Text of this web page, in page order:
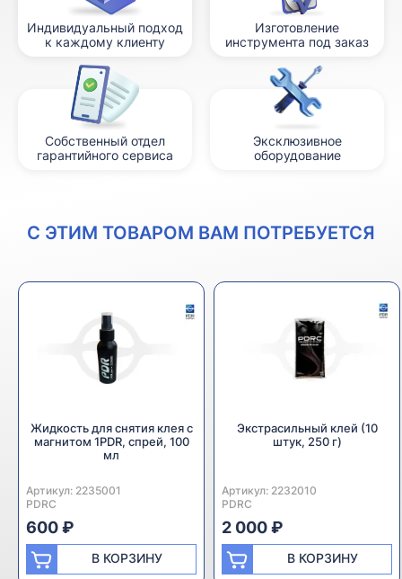
Индивидуальный подход
к каждому клиенту
Изготовление
инструмента под заказ
Собственный отдел
гарантийного сервиса
Эксклюзивное
оборудование
С ЭТИМ ТОВАРОМ ВАМ ПОТРЕБУЕТСЯ
Жидкость для снятия клея с
магнитом 1PDR, спрей, 100
мл
Артикул: 2235001
Производитель:
PDRC
600 ₽
В КОРЗИНУ
Экстрасильный клей (10
штук, 250 г)
Артикул: 2232010
Производитель:
PDRC
2 000 ₽
В КОРЗИНУ